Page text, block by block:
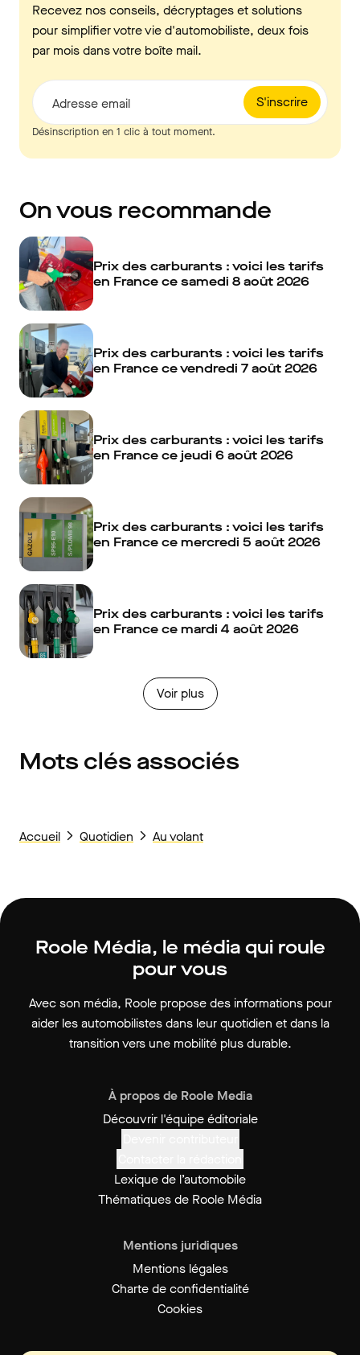
Recevez nos conseils, décryptages et solutions
pour simplifier votre vie d'automobiliste, deux fois
par mois dans votre boîte mail.
S'inscrire
Adresse email
Désinscription en 1 clic à tout moment.
On vous recommande
Prix des carburants : voici les tarifs
en France ce samedi 8 août 2026
Prix des carburants : voici les tarifs
en France ce vendredi 7 août 2026
Prix des carburants : voici les tarifs
en France ce jeudi 6 août 2026
Prix des carburants : voici les tarifs
en France ce mercredi 5 août 2026
Prix des carburants : voici les tarifs
en France ce mardi 4 août 2026
Voir plus
Mots clés associés
Accueil Quotidien Au volant
Roole Média, le média qui roule
pour vous
Avec son média, Roole propose des informations pour
aider les automobilistes dans leur quotidien et dans la
transition vers une mobilité plus durable.
À propos de Roole Media
Découvrir l'équipe éditoriale
Lexique de l’automobile
Thématiques de Roole Média
Mentions juridiques
Mentions légales
Charte de confidentialité
Cookies